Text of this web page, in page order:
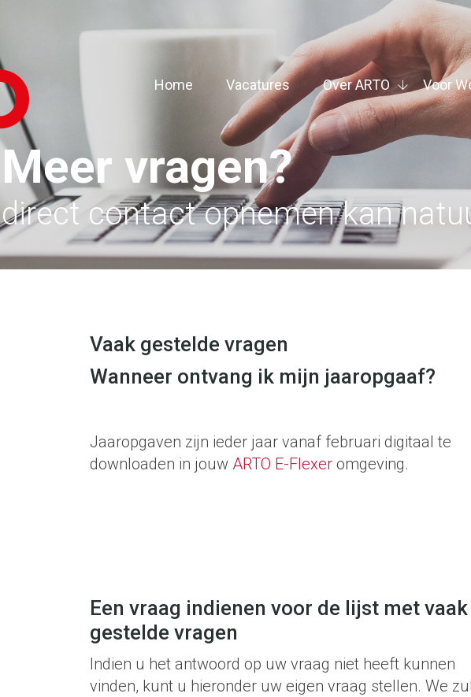
Meer vragen?
direct contact opnemen kan
Home Vacatures Over ARTO Voor
Vaak gestelde vragen
Wanneer ontvang ik mijn jaaropgaaf?
Jaaropgaven zijn ieder jaar vanaf februari digitaal te
downloaden in jouw ARTO E-Flexer omgeving.
Een vraag indienen voor de lijst met vaak
gestelde vragen
Indien u het antwoord op uw vraag niet heeft kunnen
vinden, kunt u hieronder uw eigen vraag stellen. We